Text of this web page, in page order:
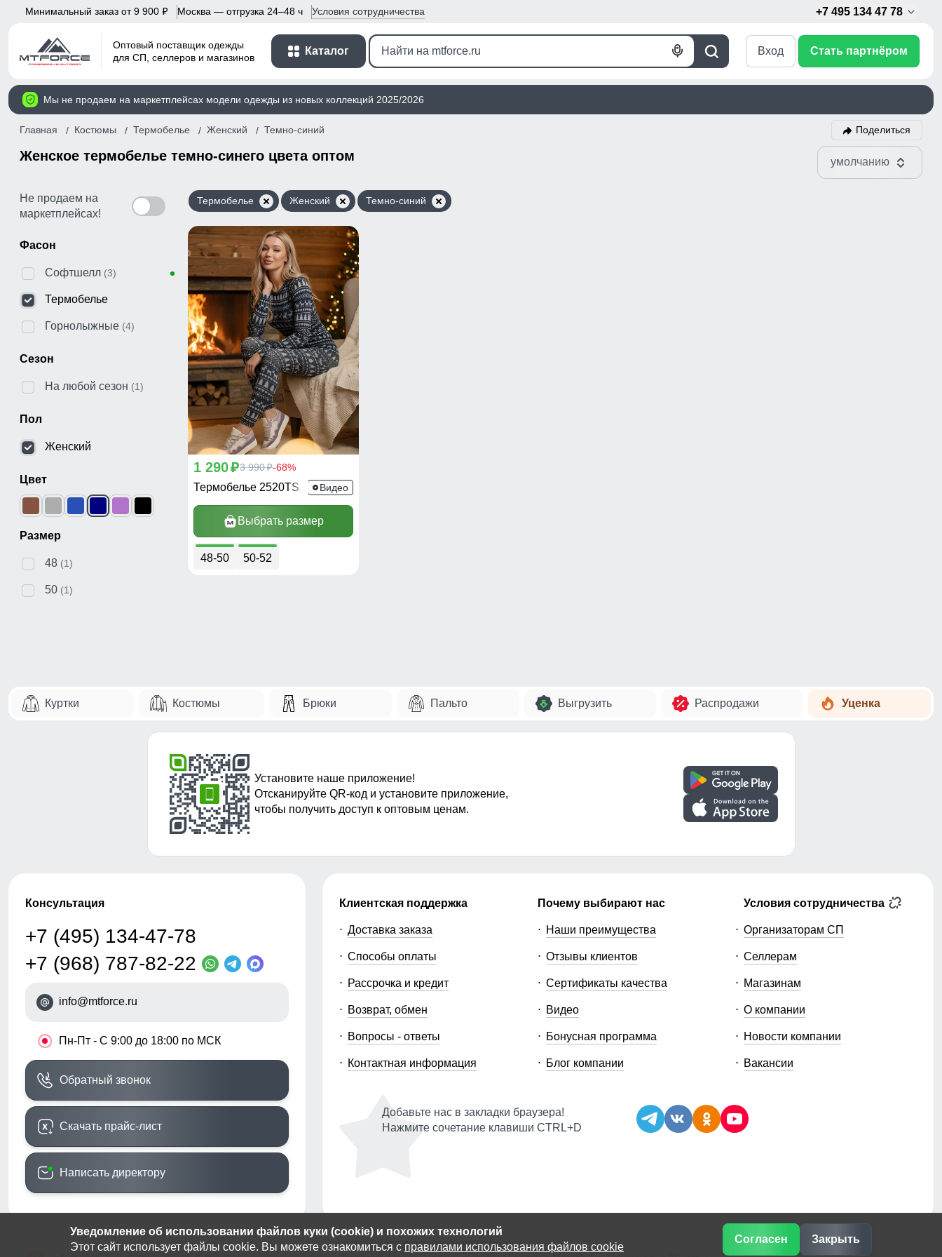
Уведомление об использовании файлов куки (cookie) и похожих технологий
Этот сайт использует файлы cookie. Вы можете ознакомиться с правилами использования файлов cookie
Согласен Закрыть
Минимальный заказ от 9 900 p Москва — отгрузка 24–48 ч Условия сотрудничества +7 495 134 47 78
Оптовый поставщик одежды
для СП, селлеров и магазинов
Каталог
Поиск
Голосовой
Вход Стать партнёром
Мы не продаем на маркетплейсах модели одежды из новых коллекций 2025/2026
Главная Костюмы Термобелье Женский Темно-синий Поделиться
Женское термобелье темно-синего цвета оптом умолчанию
Не продаем на
маркетплейсах!
Фасон
Софтшелл (3)
Термобелье
Горнолыжные (4)
Сезон
На любой сезон (1)
Пол
Женский
Цвет
Размер
48 (1)
50 (1)
Термобелье Женский Темно-синий
1 290p3 990p-68%
Термобелье 2520TS Видео
Выбрать размер
48-50 50-52
Куртки Костюмы Брюки Пальто Выгрузить Распродажи Уценка
Установите наше приложение!
Отсканируйте QR-код и установите приложение,
чтобы получить доступ к оптовым ценам.
Консультация
+7 (495) 134-47-78
+7 (968) 787-82-22
info@mtforce.ru
• Пн-Пт - С 9:00 до 18:00 по МСК
Обратный звонок
Скачать прайс-лист
Написать директору
Клиентская поддержка
Доставка заказа
Способы оплаты
Рассрочка и кредит
Возврат, обмен
Вопросы - ответы
Контактная информация
Почему выбирают нас
Наши преимущества
Отзывы клиентов
Сертификаты качества
Видео
Бонусная программа
Блог компании
Условия сотрудничества
Организаторам СП
Селлерам
Магазинам
О компании
Новости компании
Вакансии
Добавьте нас в закладки браузера!
Нажмите сочетание клавиши CTRL+D
© 2014-2026 ООО «МТФОРС ПЛЮС»